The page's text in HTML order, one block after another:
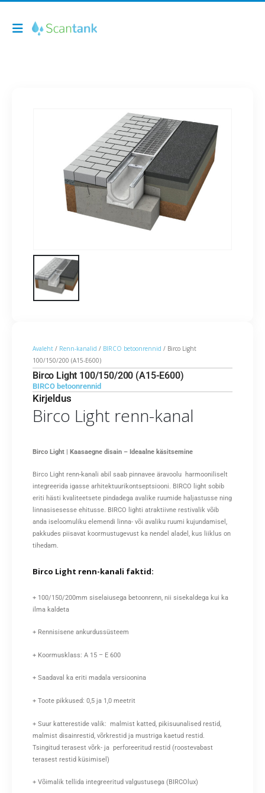
Avaleht / Renn-kanalid / BIRCO betoonrennid / Birco Light
100/150/200 (A15-E600)
Birco Light 100/150/200 (A15-E600)
BIRCO betoonrennid
Kirjeldus
Birco Light renn-kanal
Birco Light | Kaasaegne disain – Ideaalne käsitsemine
Birco Light renn-kanali abil saab pinnavee äravoolu harmooniliselt
integreerida igasse arhitektuurikontseptsiooni. BIRCO light sobib
eriti hästi kvaliteetsete pindadega avalike ruumide haljastusse ning
linnasisesesse ehitusse. BIRCO lighti atraktiivne restivalik võib
anda iseloomuliku elemendi linna- või avaliku ruumi kujundamisel,
pakkudes piisavat koormustugevust ka nendel aladel, kus liiklus on
tihedam.
Birco Light renn-kanali faktid:
+ 100/150/200mm siselaiusega betoonrenn, nii sisekaldega kui ka
ilma kaldeta
+ Rennisisene ankurdussüsteem
+ Koormusklass: A 15 – E 600
+ Saadaval ka eriti madala versioonina
+ Toote pikkused: 0,5 ja 1,0 meetrit
+ Suur katterestide valik: malmist katted, pikisuunalised restid,
malmist disainrestid, võrkrestid ja mustriga kaetud restid.
Tsingitud terasest võrk- ja perforeeritud restid (roostevabast
terasest restid küsimisel)
+ Võimalik tellida integreeritud valgustusega (BIRCOlux)